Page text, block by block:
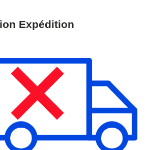
seront suspendues du 07 au 10 août